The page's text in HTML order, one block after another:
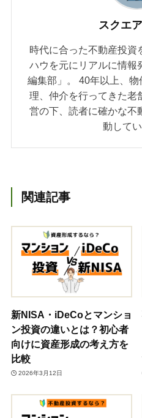
スクエ
時代に合った不動産投資
ハウを元にリアルに情報
編集部」。 40年以上、
理、仲介を行ってきた老
営の下、読者に確かな不
動してい
関連記事
新NISA・iDeCoとマンショ
ン投資の違いとは？初心者
向けに資産形成の考え方を
比較
2026年3月12日